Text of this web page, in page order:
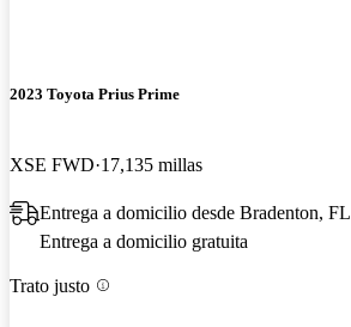
2023 Toyota Prius Prime
XSE FWD 17,135 millas
Entrega a domicilio desde Bradenton, FL
Entrega a domicilio gratuita
Trato justo